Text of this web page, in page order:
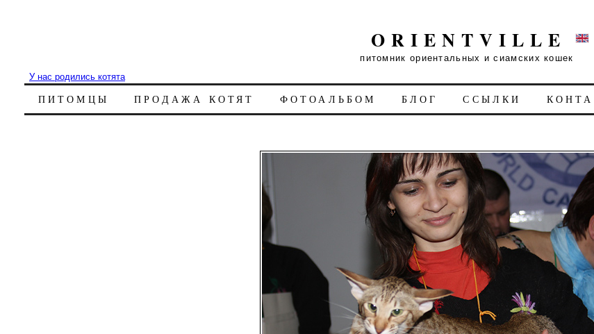
ORIENTVILLE
питомник ориентальных и сиамских кошек
У нас родились котята
ПИТОМЦЫ ПРОДАЖА КОТЯТ ФОТОАЛЬБОМ БЛОГ ССЫЛКИ